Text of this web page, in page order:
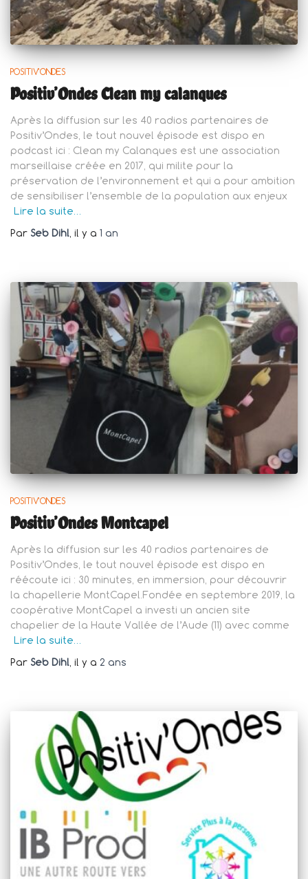
POSITIV'ONDES
Positiv’Ondes Clean my calanques
Après la diffusion sur les 40 radios partenaires de
Positiv’Ondes, le tout nouvel épisode est dispo en
podcast ici : Clean my Calanques est une association
marseillaise créée en 2017, qui milite pour la
préservation de l’environnement et qui a pour ambition
de sensibiliser l’ensemble de la population aux enjeux
Lire la suite…
Par Seb Dihl, il y a 1 an
POSITIV'ONDES
Positiv’Ondes Montcapel
Après la diffusion sur les 40 radios partenaires de
Positiv’Ondes, le tout nouvel épisode est dispo en
réécoute ici : 30 minutes, en immersion, pour découvrir
la chapellerie MontCapel.Fondée en septembre 2019, la
coopérative MontCapel a investi un ancien site
chapelier de la Haute Vallée de l’Aude (11) avec comme
Lire la suite…
Par Seb Dihl , il y a 2 ans